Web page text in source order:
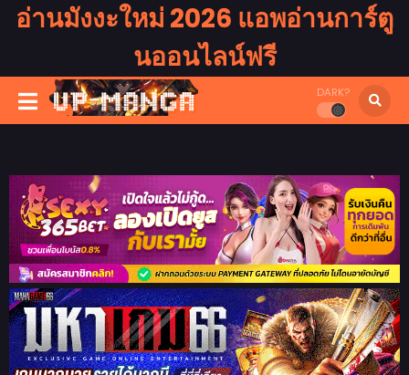
อ่านมังงะใหม่ 2026 แอพอ่านการ์ตู
นออนไลน์ฟรี
DARK?